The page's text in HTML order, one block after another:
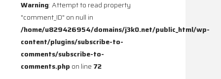
Warning: Attempt to read property
"comment_ID" on null in
/home/u829426954/domains/j3k0.net/public_html/wp-
content/plugins/subscribe-to-
comments/subscribe-to-
comments.php on line 72